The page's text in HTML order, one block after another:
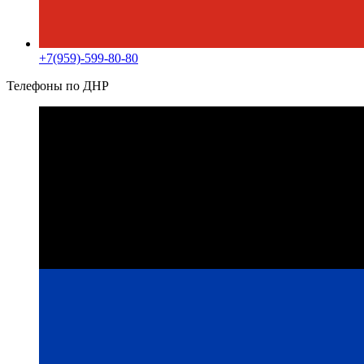
+7(959)-599-80-80
Телефоны по ДНР